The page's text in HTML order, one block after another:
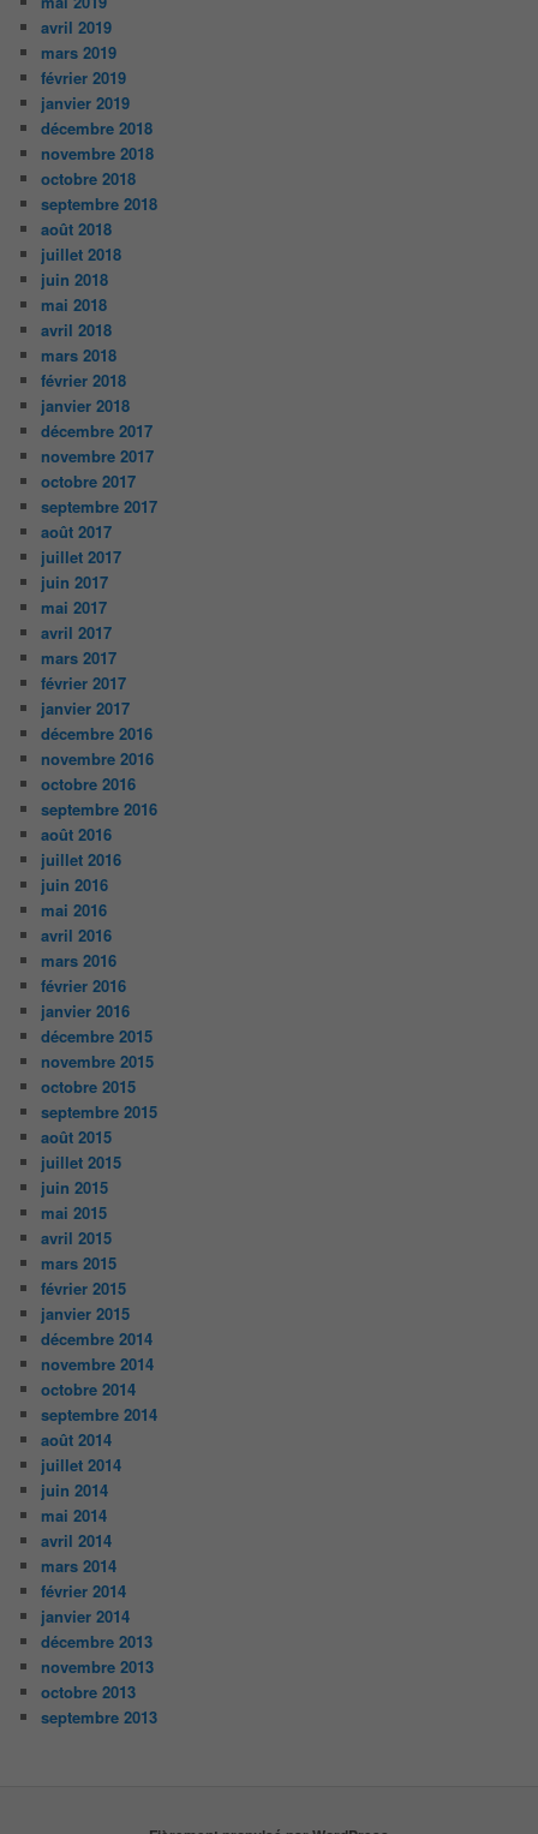
avril 2019
mars 2019
février 2019
janvier 2019
décembre 2018
novembre 2018
octobre 2018
septembre 2018
août 2018
juillet 2018
juin 2018
mai 2018
avril 2018
mars 2018
février 2018
janvier 2018
décembre 2017
novembre 2017
octobre 2017
septembre 2017
août 2017
juillet 2017
juin 2017
mai 2017
avril 2017
mars 2017
février 2017
janvier 2017
décembre 2016
novembre 2016
octobre 2016
septembre 2016
août 2016
juillet 2016
juin 2016
mai 2016
avril 2016
mars 2016
février 2016
janvier 2016
décembre 2015
novembre 2015
octobre 2015
septembre 2015
août 2015
juillet 2015
juin 2015
mai 2015
avril 2015
mars 2015
février 2015
janvier 2015
décembre 2014
novembre 2014
octobre 2014
septembre 2014
août 2014
juillet 2014
juin 2014
mai 2014
avril 2014
mars 2014
février 2014
janvier 2014
décembre 2013
novembre 2013
octobre 2013
septembre 2013